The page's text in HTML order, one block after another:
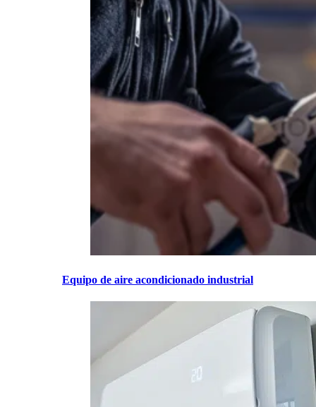
Equipo de aire acondicionado industrial